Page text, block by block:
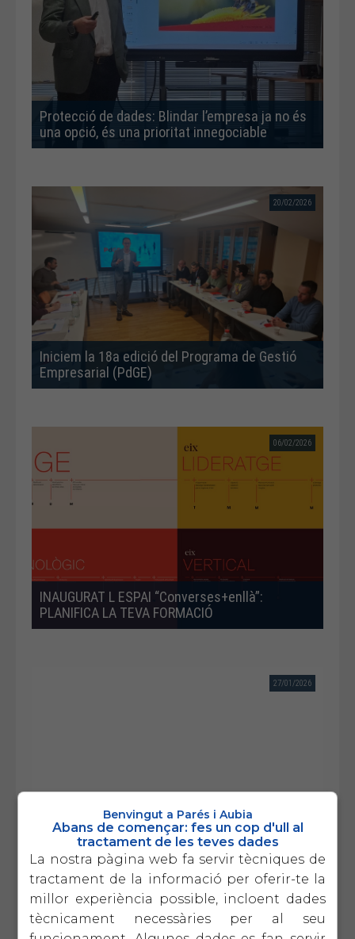
Protecció de dades: Blindar l’empresa ja no és
una opció, és una prioritat innegociable
20/02/2026
Iniciem la 18a edició del Programa de Gestió
Empresarial (PdGE)
06/02/2026
INAUGURAT L ESPAI “Converses+enllà”:
PLANIFICA LA TEVA FORMACIÓ
27/01/2026
📢 L’IMPACTE REAL DE LA FORMACIÓ EN ELS
EQUIPS AMB EL XAVIER PLANA
Benvingut a Parés i Aubia
Abans de començar: fes un cop d'ull al
tractament de les teves dades
La nostra pàgina web fa servir tècniques de
tractament de la informació per oferir-te la
millor experiència possible, incloent dades
tècnicament necessàries per al seu